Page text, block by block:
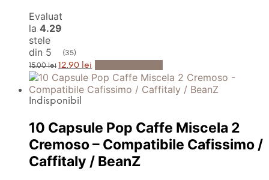
Evaluat
la 4.29
stele
din 5
(35)
15.00lei Prețul
inițial
a
fost:
15.00 lei.
12.90 lei Prețul
curent
este:
12.90 lei.
Indisponibil
10 Capsule Pop Caffe Miscela 2
Cremoso – Compatibile Cafissimo /
Caffitaly / BeanZ